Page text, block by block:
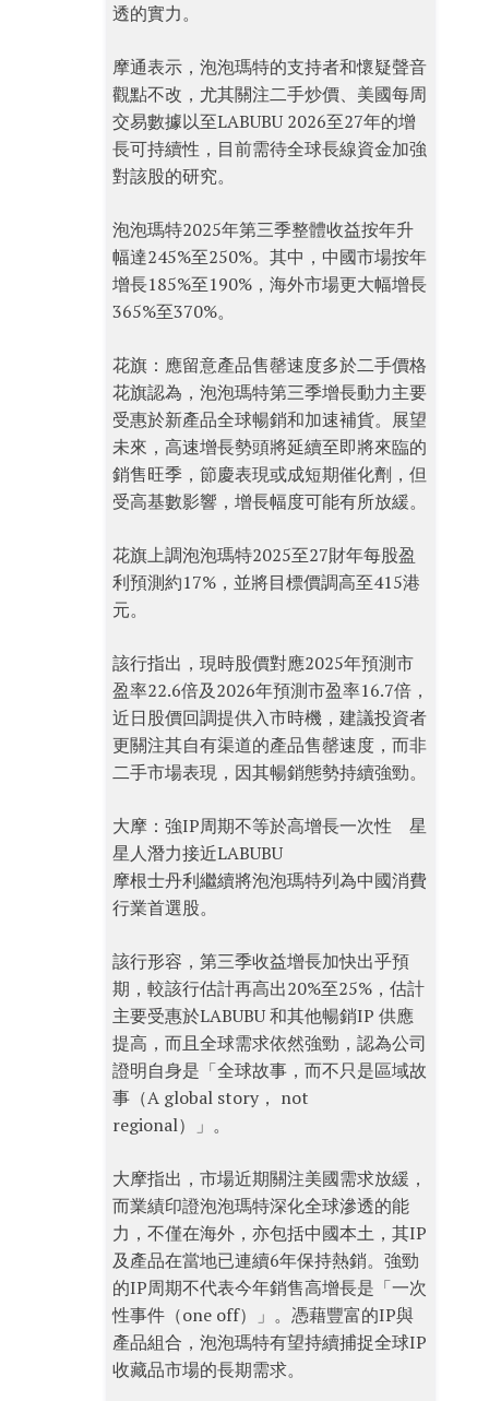
透的實力。
摩通表示，泡泡瑪特的支持者和懷疑聲音
觀點不改，尤其關注二手炒價、美國每周
交易數據以至LABUBU 2026至27年的增
長可持續性，目前需待全球長線資金加強
對該股的研究。
泡泡瑪特2025年第三季整體收益按年升
幅達245%至250%。其中，中國市場按年
增長185%至190%，海外市場更大幅增長
365%至370%。
花旗：應留意產品售罄速度多於二手價格
花旗認為，泡泡瑪特第三季增長動力主要
受惠於新產品全球暢銷和加速補貨。展望
未來，高速增長勢頭將延續至即將來臨的
銷售旺季，節慶表現或成短期催化劑，但
受高基數影響，增長幅度可能有所放緩。
花旗上調泡泡瑪特2025至27財年每股盈
利預測約17%，並將目標價調高至415港
元。
該行指出，現時股價對應2025年預測市
盈率22.6倍及2026年預測市盈率16.7倍，
近日股價回調提供入市時機，建議投資者
更關注其自有渠道的產品售罄速度，而非
二手市場表現，因其暢銷態勢持續強勁。
大摩：強IP周期不等於高增長一次性 星
星人潛力接近LABUBU
摩根士丹利繼續將泡泡瑪特列為中國消費
行業首選股。
該行形容，第三季收益增長加快出乎預
期，較該行估計再高出20%至25%，估計
主要受惠於LABUBU 和其他暢銷IP 供應
提高，而且全球需求依然強勁，認為公司
證明自身是「全球故事，而不只是區域故
事（A global story， not
regional）」。
大摩指出，市場近期關注美國需求放緩，
而業績印證泡泡瑪特深化全球滲透的能
力，不僅在海外，亦包括中國本土，其IP
及產品在當地已連續6年保持熱銷。強勁
的IP周期不代表今年銷售高增長是「一次
性事件（one off）」。憑藉豐富的IP與
產品組合，泡泡瑪特有望持續捕捉全球IP
收藏品市場的長期需求。